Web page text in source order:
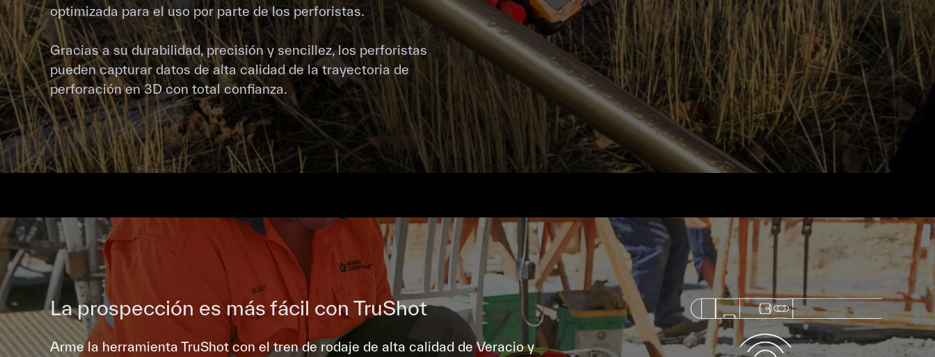
optimizada para el uso por parte de los perforistas.
Gracias a su durabilidad, precisión y sencillez, los perforistas
pueden capturar datos de alta calidad de la trayectoria de
perforación en 3D con total confianza.
La prospección es más fácil con TruShot
Arme la herramienta TruShot con el tren de rodaje de alta calidad de Veracio y